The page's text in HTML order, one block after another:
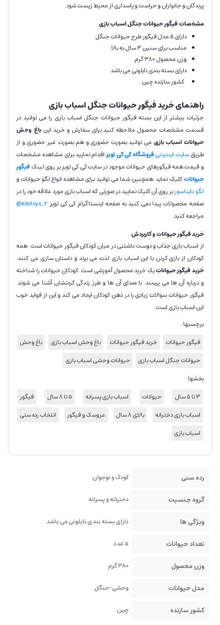
پرندگان و جانواران و حراست و پاسداری از محیط زیست شود.
مشخصات فیگور حیوانات جنگل اسباب بازی
دارای 5 مدل فیگور طرح حیوانات جنگل
مناسب برای سنین 3 سال به بالا
وزن محصول 380 گرم
دارای بسته بندی نایلونی می باشد
کشور سازنده چین
راهنمای خرید فیگور حیوانات جنگل اسباب بازی
جزئیات بیشتر از این بسته فیگور حیوانات جنگل اسباب بازی را می توانید در
قسمت مشخصات محصول ملاحظه کنید.برای سفارش و خرید اینباغ وحش
حیوانات اسباب بازی می توانید بصورت حضوری و هم بصورت غیر حضوری و از
طریقسایت اینترنتیفروشگاه کی کی تویزاقدام نمایید.برای مشاهده مشخصات
و قیمت همه فیگورهای حیوانات موجود در سایت کی کی تویز بر روی لینک فیگور
حیواناتکلیک نماید. همچنین شما می توانید برای مشاهده انواع لگو حیوانات و
لگو دایناسوربر روی آن کلیک نمایید.در صورتی که اسباب بازی مورد علاقه خود را در
صفحه محصولات پیدا نمی کنید به صفحه اینستاگرام کی کی تویز kikitoys_2@
مراجعه کنید.
خرید فیگور حیوانات و کاربردش
از اسباب بازی جذاب و دوست داشتنی در میان کودکان فیگور حیوانات است. همه
کودکان از بازی کردن با این اسباب بازی لذت می برند و داستان سازی می کنند.
خرید فیگور حیواناتیک خرید محصول آموزشی است. کودکان حیوانات را شناخته
و درباره آن ها می پرسند. با صدای آن ها و طرز زندگی کردنشان آشنا می شوند.
فیگور حیوانات سوالات زیادی را در ذهن کودکان ایجاد می کند و این از فواید خوب
این اسباب بازی است.
برچسبها :
فیگور حیوانات
خرید فیگور حیوانات باغ وحش اسباب بازی
باغ وحش
حیوانات جنگل اسباب بازی
حیوانات وحشی اسباب بازی
بخشها :
3 تا 5 سال
حیوانات اسباب بازی پسرانه 5 تا 8 سال
فیگور
اسباب بازی دخترانه
بالای 8 سال عروسک و فیگور
انتخاب رده سنی
اسباب بازی
رده سنی کودک و نوجوان
گروه جنسیت دخترانه و پسرانه
ویژگی ها دارای بسته بندی نایلونی می باشد
تعداد حیوانات 5 عدد
وزن محصول 380 گرم
مدل حیوانات وحشی-جنگل
کشور سازنده چین